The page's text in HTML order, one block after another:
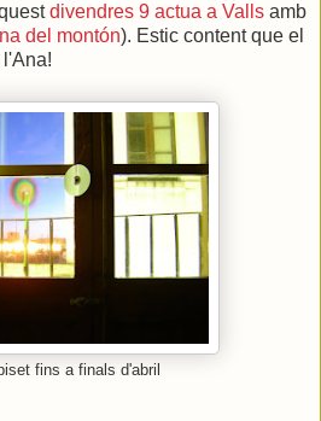
divendres 9 actua a Valls amb
del montón). Estic content que el
fins a finals d'abril